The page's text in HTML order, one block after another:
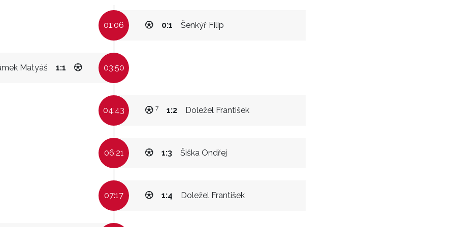
01:06 Šenkýř Filip
0:1
Matyáš 1:1 03:50
04:43 Doležel František
1:2
7
06:21 Šiška Ondřej
1:3
07:17 Doležel František
1:4